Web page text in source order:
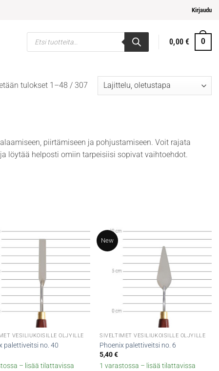
Kirjaudu
Products
search
0,00€ 0
tulokset 1–48 / 307
piirtämiseen ja pohjustamiseen. Voit rajata
löytää helposti omiin tarpeisiisi sopivat vaihtoehdot.
VESILIUKOISILLE ÖLJYILLE
palettiveitsi no. 40
– lisää tilattavissa
New
SIVELTIMET VESILIUKOISILLE ÖLJYILLE
Phoenix palettiveitsi no. 6
5,40€
1 varastossa – lisää tilattavissa